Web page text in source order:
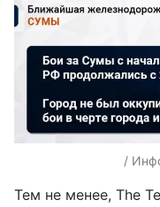
/
Тем не менее, The